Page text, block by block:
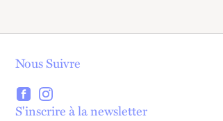
Nous Suivre
lien externe
S'inscrire à la newsletterlien externe